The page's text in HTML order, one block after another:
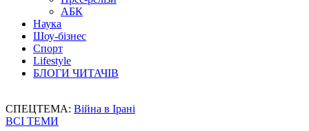
АБК
Наука
Шоу-бізнес
Спорт
Lifestyle
БЛОГИ ЧИТАЧІВ
СПЕЦТЕМА: Війна в Ірані
ВСІ ТЕМИ